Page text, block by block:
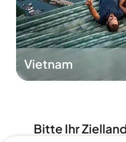
Vietnam
Bitte Ihr